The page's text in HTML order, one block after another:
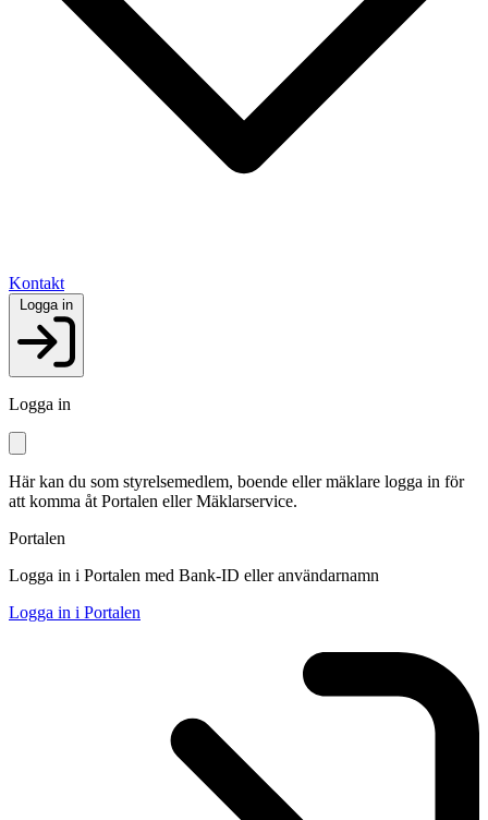
Kontakt
Logga in
Logga in
Här kan du som styrelsemedlem, boende eller mäklare logga in för
att komma åt Portalen eller Mäklarservice.
Portalen
Logga in i Portalen med Bank-ID eller användarnamn
Logga in i Portalen